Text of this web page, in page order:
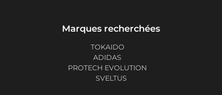
Marques recherchées
TOKAIDO
ADIDAS
PROTECH EVOLUTION
SVELTUS